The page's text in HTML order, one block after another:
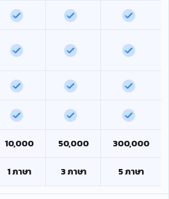
10,000 50,000 300,000
1 ภาษา 3 ภาษา 5 ภาษา